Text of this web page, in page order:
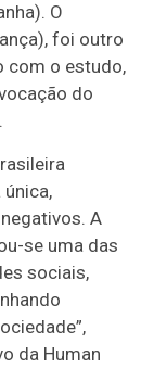
O
foi outro
com o estudo,
do
A
se uma das
sociais,
da Human